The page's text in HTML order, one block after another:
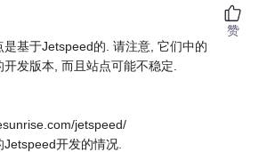
是基于Jetspeed的. 请注意, 它们中的
开发版本, 而且站点可能不稳定.
jetspeed/
Jetspeed开发的情况.
赞